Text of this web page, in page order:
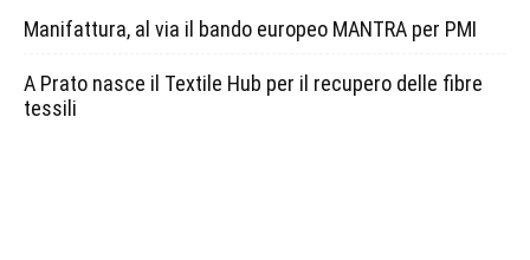
Manifattura, al via il bando europeo MANTRA per PMI
A Prato nasce il Textile Hub per il recupero delle fibre
tessili